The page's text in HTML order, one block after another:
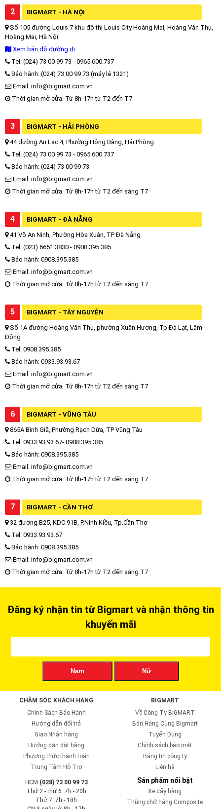
2 BIGMART - HÀ NỘI
Số 105 đường Louis 7 khu đô thị Louis City Hoàng Mai, Hoàng Văn Thụ,
Hoàng Mai, Hà Nội
Xem bản đồ đường đi
Tel: (024) 73 00 99 73 - 0965.600.737
Bảo hành: (024) 73 00 99 73 (máy lẻ 1321)
Email: info@bigmart.com.vn
Thời gian mở cửa: Từ 8h-17h từ T2 đến T7
3 BIGMART - HẢI PHÒNG
44 đường An Lạc 4, Phường Hồng Bàng, Hải Phòng
Tel: (024) 73 00 99 73 - 0965.600.737
Bảo hành: (024) 73 00 99 73
Email: info@bigmart.com.vn
Thời gian mở cửa: Từ 8h-17h từ T2 đến sáng T7
4 BIGMART - ĐÀ NẴNG
41 Võ An Ninh, Phường Hòa Xuân, TP Đà Nẵng
Tel: (023) 6651 3830 - 0908.395.385
Bảo hành: 0908.395.385
Email: info@bigmart.com.vn
Thời gian mở cửa: Từ 8h-17h từ T2 đến sáng T7
5 BIGMART - TÂY NGUYÊN
Số 1A đường Hoàng Văn Thụ, phường Xuân Hương, Tp.Đà Lạt, Lâm
Đồng
Tel: 0908.395.385
Bảo hành: 0933.93.93.67
Email: info@bigmart.com.vn
Thời gian mở cửa: Từ 8h-17h từ T2 đến sáng T7
6 BIGMART - VŨNG TÀU
865A Bình Giã, Phường Rạch Dừa, TP Vũng Tàu
Tel: 0933.93.93.67- 0908.395.385
Bảo hành: 0908.395.385
Email: info@bigmart.com.vn
Thời gian mở cửa: Từ 8h-17h từ T2 đến sáng T7
7 BIGMART - CẦN THƠ
32 đường B25, KDC 91B, P.Ninh Kiều, Tp.Cần Thơ
Tel: 0933.93.93.67
Bảo hành: 0908.395.385
Email: info@bigmart.com.vn
Thời gian mở cửa: Từ 8h-17h từ T2 đến sáng T7
Đăng ký nhận tin từ Bigmart và nhận thông tin
khuyến mãi
Nam Nữ
CHĂM SÓC KHÁCH HÀNG
Chính Sách Bảo Hành
Hướng dẫn đổi trả
Giao Nhận hàng
Hướng dẫn đặt hàng
Phương thức thanh toán
Trung Tâm Hỗ Trợ
BIGMART
Về Công Ty BIGMART
Bán Hàng Cùng Bigmart
Tuyển Dụng
Chính sách bảo mật
Bảng tin công ty
Liên hệ
HCM (028) 73 00 99 73
Thứ 2 - thứ 6: 7h - 20h
Thứ 7: 7h - 18h
Sản phẩm nổi bật
Xe đẩy hàng
Thùng chở hàng Composite